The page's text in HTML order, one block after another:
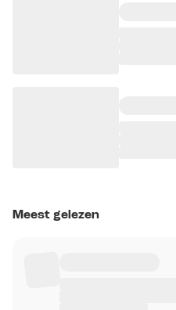
Meest gelezen